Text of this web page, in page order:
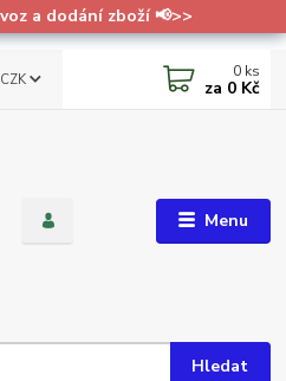
a dodání zboží 📢>>
Menu
CZK
Hledat
0 ks
za 0 Kč